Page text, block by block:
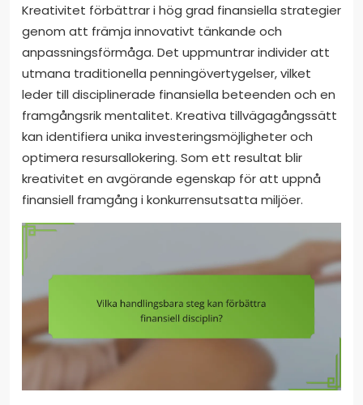
Kreativitet förbättrar i hög grad finansiella strategier
genom att främja innovativt tänkande och
anpassningsförmåga. Det uppmuntrar individer att
utmana traditionella penningövertygelser, vilket
leder till disciplinerade finansiella beteenden och en
framgångsrik mentalitet. Kreativa tillvägagångssätt
kan identifiera unika investeringsmöjligheter och
optimera resursallokering. Som ett resultat blir
kreativitet en avgörande egenskap för att uppnå
finansiell framgång i konkurrensutsatta miljöer.